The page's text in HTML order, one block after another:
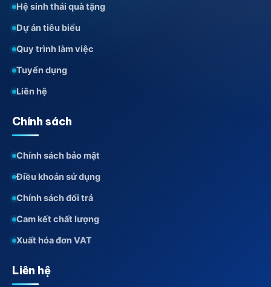
Hệ sinh thái quà tặng
Dự án tiêu biểu
Quy trình làm việc
Tuyển dụng
Liên hệ
Chính sách
Chính sách bảo mật
Điều khoản sử dụng
Chính sách đổi trả
Cam kết chất lượng
Xuất hóa đơn VAT
Liên hệ